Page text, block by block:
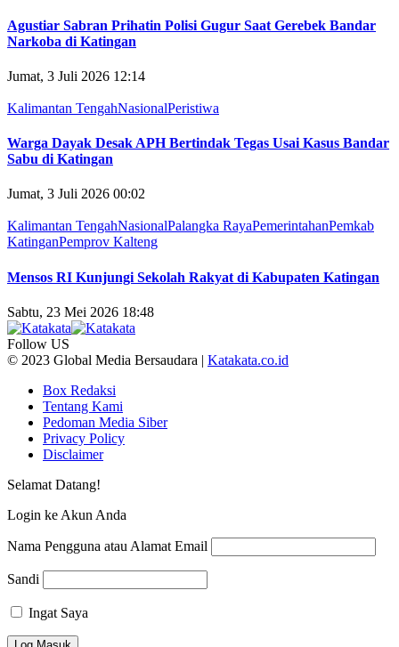
Agustiar Sabran Prihatin Polisi Gugur Saat Gerebek Bandar
Narkoba di Katingan
Jumat, 3 Juli 2026 12:14
Kalimantan TengahNasionalPeristiwa
Warga Dayak Desak APH Bertindak Tegas Usai Kasus Bandar
Sabu di Katingan
Jumat, 3 Juli 2026 00:02
Kalimantan TengahNasionalPalangka RayaPemerintahanPemkab
KatinganPemprov Kalteng
Mensos RI Kunjungi Sekolah Rakyat di Kabupaten Katingan
Sabtu, 23 Mei 2026 18:48
Follow US
© 2023 Global Media Bersaudara | Katakata.co.id
Box Redaksi
Tentang Kami
Pedoman Media Siber
Privacy Policy
Disclaimer
Selamat Datang!
Login ke Akun Anda
Nama Pengguna atau Alamat Email
Sandi
Ingat Saya